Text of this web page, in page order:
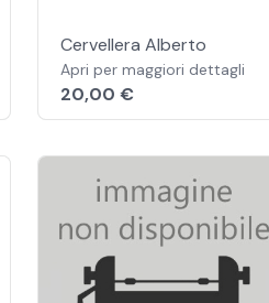
Cervellera Alberto
Apri per maggiori dettagli
20,00 €